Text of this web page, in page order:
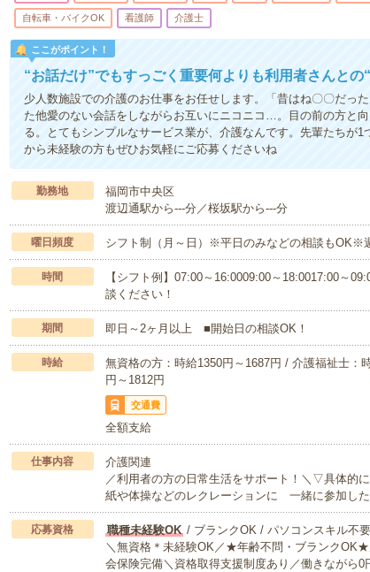
自転車・バイクOK 看護師 介護士
ここがポイント！
“お話だけ”でもすっごく重要何よりも利用者さんとの
少人数施設での介護のお仕事をお任せします。「昔はね〇〇だっ
た他愛のない会話をしながらお互いにニコニコ…。目の前の方と
る。とてもシンプルなサービス業が、介護なんです。先輩たちが
から未経験の方もぜひお気軽にご応募くださいね
勤務地
福岡市中央区
渡辺通駅から---分／桜坂駅から---分
曜日頻度 シフト制（月～日）※平日のみなどの相談もOK※
時間
【シフト例】07:00～16:0009:00～18:0017:00～
談ください！
期間 即日～2ヶ月以上 ■開始日の相談OK！
時給
無資格の方：時給1350円～1687円 / 介護福祉士：
円～1812円
交通費
全額支給
仕事内容
介護関連
／利用者の方の日常生活をサポート！＼▽具体的
紙や体操などのレクレーションに 一緒に参加し
応募資格 職種未経験OK/ ブランクOK / パソコンスキル不
＼無資格＊未経験OK／★年齢不問・ブランク
会保険完備＼資格取得支援制度あり／働きながら